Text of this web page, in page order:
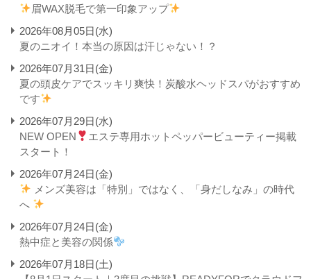
眉WAX脱毛で第一印象アップ
2026年08月05日(水)
夏のニオイ！本当の原因は汗じゃない！？
2026年07月31日(金)
夏の頭皮ケアでスッキリ爽快！炭酸水ヘッドスパがおすすめ
です
2026年07月29日(水)
NEW OPEN
エステ専用ホットペッパービューティー掲載
スタート！
2026年07月24日(金)
メンズ美容は「特別」ではなく、「身だしなみ」の時代
へ
2026年07月24日(金)
熱中症と美容の関係
2026年07月18日(土)